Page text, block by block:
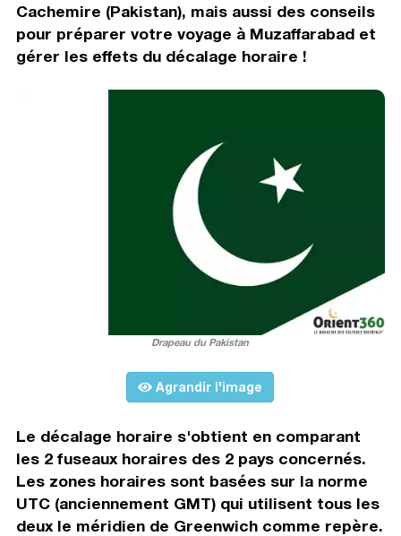
Cachemire (Pakistan), mais aussi des conseils
pour préparer votre voyage à Muzaffarabad et
gérer les effets du décalage horaire !
Drapeau du Pakistan
Agrandir l'image
Le décalage horaire s'obtient en comparant
les 2 fuseaux horaires des 2 pays concernés.
Les zones horaires sont basées sur la norme
UTC (anciennement GMT) qui utilisent tous les
deux le méridien de Greenwich comme repère.